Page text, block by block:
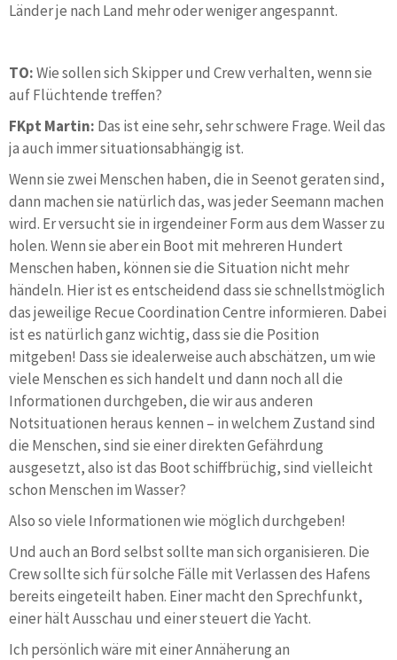
Länder je nach Land mehr oder weniger angespannt.
TO:Wie sollen sich Skipper und Crew verhalten, wenn sie
auf Flüchtende treffen?
FKpt Martin: Das ist eine sehr, sehr schwere Frage. Weil das
ja auch immer situationsabhängig ist.
Wenn sie zwei Menschen haben, die in Seenot geraten sind,
dann machen sie natürlich das, was jeder Seemann machen
wird. Er versucht sie in irgendeiner Form aus dem Wasser zu
holen. Wenn sie aber ein Boot mit mehreren Hundert
Menschen haben, können sie die Situation nicht mehr
händeln. Hier ist es entscheidend dass sie schnellstmöglich
das jeweilige Recue Coordination Centre informieren. Dabei
ist es natürlich ganz wichtig, dass sie die Position
mitgeben! Dass sie idealerweise auch abschätzen, um wie
viele Menschen es sich handelt und dann noch all die
Informationen durchgeben, die wir aus anderen
Notsituationen heraus kennen – in welchem Zustand sind
die Menschen, sind sie einer direkten Gefährdung
ausgesetzt, also ist das Boot schiffbrüchig, sind vielleicht
schon Menschen im Wasser?
Also so viele Informationen wie möglich durchgeben!
Und auch an Bord selbst sollte man sich organisieren. Die
Crew sollte sich für solche Fälle mit Verlassen des Hafens
bereits eingeteilt haben. Einer macht den Sprechfunkt,
einer hält Ausschau und einer steuert die Yacht.
Ich persönlich wäre mit einer Annäherung an